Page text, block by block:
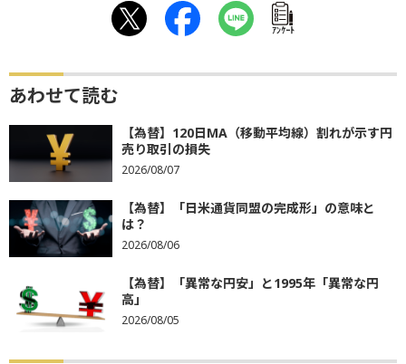
ｱﾝｹｰﾄ
あわせて読む
【為替】120日MA（移動平均線）割れが示す円
売り取引の損失
2026/08/07
【為替】「日米通貨同盟の完成形」の意味と
は？
2026/08/06
【為替】「異常な円安」と1995年「異常な円
高」
2026/08/05